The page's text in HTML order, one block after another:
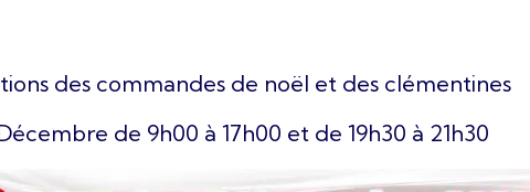
des commandes de noël et des clémentines
de 9h00 à 17h00 et de 19h30 à 21h30